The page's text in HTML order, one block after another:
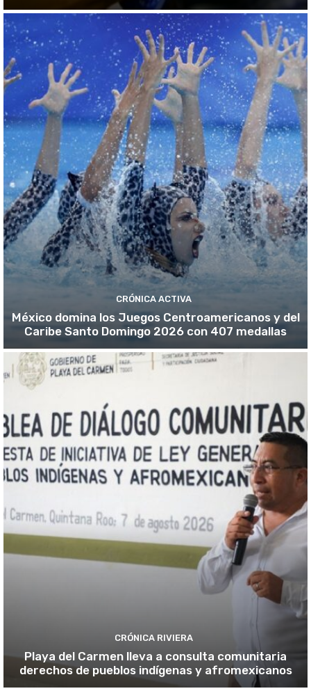
CRÓNICA ACTIVA
México domina los Juegos Centroamericanos y del
Caribe Santo Domingo 2026 con 407 medallas
CRÓNICA RIVIERA
Playa del Carmen lleva a consulta comunitaria
derechos de pueblos indígenas y afromexicanos